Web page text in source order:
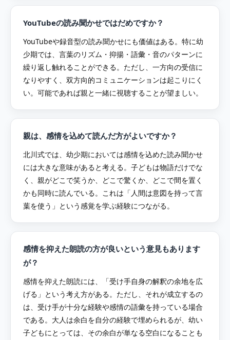
YouTubeの読み聞かせではだめですか？
YouTubeや録音型の読み聞かせにも価値はある。特に幼
少期では、言葉のリズム・抑揚・語彙・音のパターンに
繰り返し触れることができる。ただし、一方向の受信に
なりやすく、双方向的コミュニケーションは起こりにく
い。可能であれば親と一緒に視聴することが望ましい。
親は、感情を込めて読んだ方がよいですか？
北川式では、幼少期においては感情を込めた読み聞かせ
には大きな意味があると考える。子どもは物語だけでな
く、親がどこで笑うか、どこで驚くか、どこで間を置く
かも同時に読んでいる。これは「人間は意図を持って言
葉を使う」という感覚を学ぶ経験につながる。
感情を抑えた朗読の方が良いという意見もあります
が？
感情を抑えた朗読には、「受け手自身の解釈の余地を広
げる」という考え方がある。ただし、それが成立するの
は、受け手が十分な経験や感情の語彙を持っている場合
である。大人は余白を自分の経験で埋められるが、幼い
子どもにとっては、その余白が単なる空白になることも